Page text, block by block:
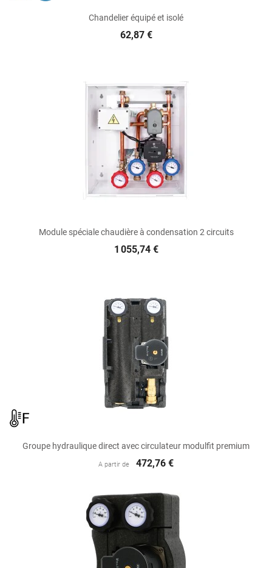
Chandelier équipé et isolé
62,87 €
Module spéciale chaudière à condensation 2 circuits
1 055,74 €
Groupe hydraulique direct avec circulateur modulfit premium
A partir de 472,76 €